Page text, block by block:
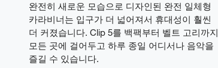
완전히 새로운 모습으로 디자인된 완전 일체형
카라비너는 입구가 더 넓어져서 휴대성이 훨씬
더 커졌습니다. Clip 5를 백팩부터 벨트 고리까지
모든 곳에 걸어두고 하루 종일 어디서나 음악을
즐길 수 있습니다.